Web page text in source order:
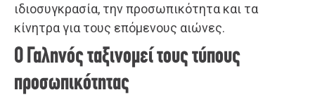
ιδιοσυγκρασία, την προσωπικότητα και τα
κίνητρα για τους επόμενους αιώνες.
Ο Γαληνός ταξινομεί τους τύπους
προσωπικότητας